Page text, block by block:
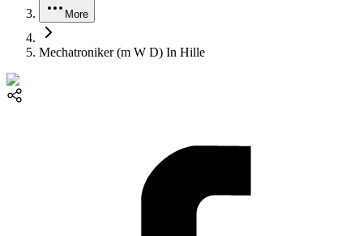
More
Mechatroniker (m W D) In Hille